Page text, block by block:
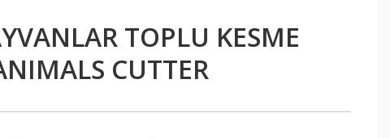
TOPLU KESME
CUTTER